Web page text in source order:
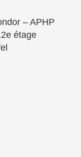
– APHP
étage